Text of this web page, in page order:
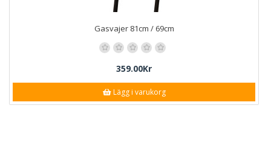
Gasvajer 81cm / 69cm
359.00Kr
Lägg i varukorg